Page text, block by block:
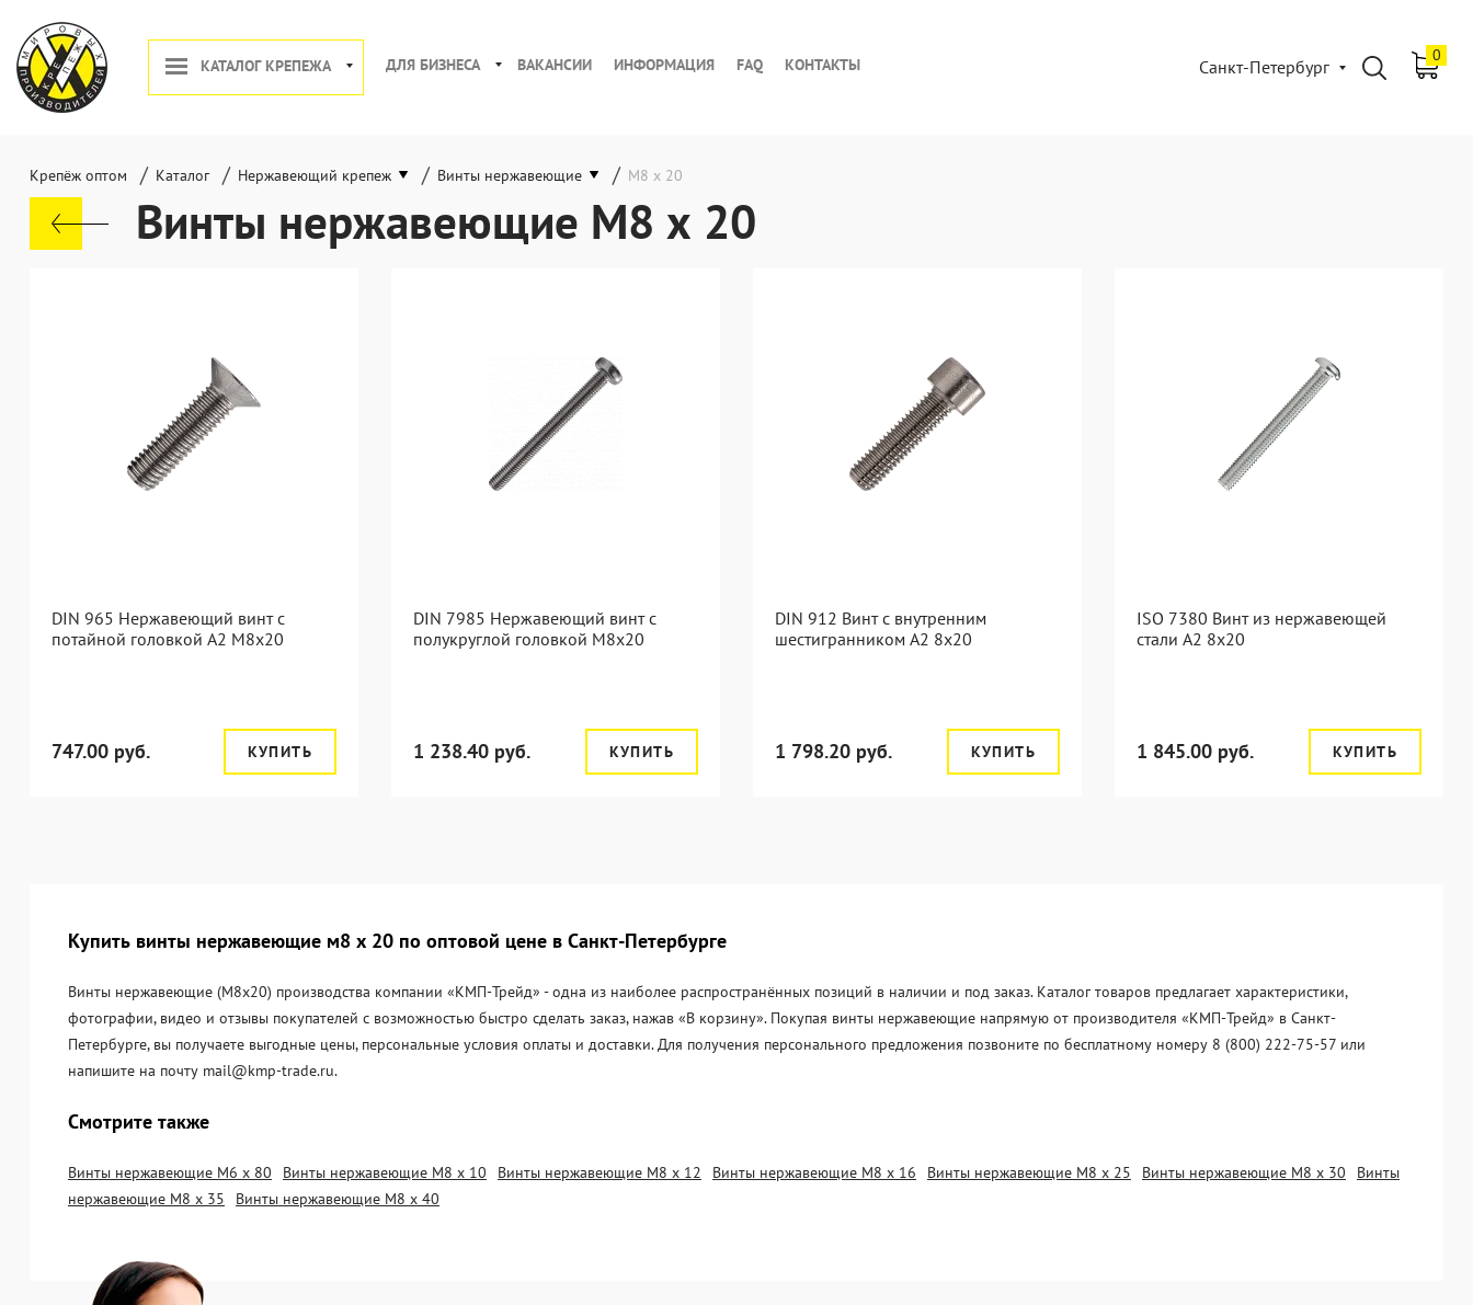
КАТАЛОГ КРЕПЕЖА ДЛЯ БИЗНЕСА ВАКАНСИИ ИНФОРМАЦИЯ FAQ КОНТАКТЫ Санкт-Петербург
0
Крепёж оптом / Каталог / Нержавеющий крепеж / Винты нержавеющие / М8 х 20
Винты нержавеющие М8 х 20
DIN 965 Нержавеющий винт с
потайной головкой А2 М8x20
747.00 руб. КУПИТЬ
DIN 7985 Нержавеющий винт с
полукруглой головкой М8х20
1 238.40 руб. КУПИТЬ
DIN 912 Винт с внутренним
шестигранником А2 8х20
1 798.20 руб. КУПИТЬ
ISO 7380 Винт из нержавеющей
стали А2 8х20
1 845.00 руб. КУПИТЬ
Купить винты нержавеющие м8 х 20 по оптовой цене в Санкт-Петербурге
Винты нержавеющие (М8х20) производства компании «KМП-Трейд» - одна из наиболее распространённых позиций в наличии и под заказ. Каталог товаров предлагает характеристики,
фотографии, видео и отзывы покупателей с возможностью быстро сделать заказ, нажав «В корзину». Покупая винты нержавеющие напрямую от производителя «KМП-Трейд» в Санкт-
Петербурге, вы получаете выгодные цены, персональные условия оплаты и доставки. Для получения персонального предложения позвоните по бесплатному номеру 8 (800) 222-75-57 или
напишите на почту mail@kmp-trade.ru.
Смотрите также
Винты нержавеющие М6 х 80 Винты нержавеющие М8 х 10 Винты нержавеющие М8 х 12 Винты нержавеющие М8 х 16 Винты нержавеющие М8 х 25 Винты нержавеющие М8 х 30
Винты
нержавеющие М8 х 35
Винты нержавеющие М8 х 40